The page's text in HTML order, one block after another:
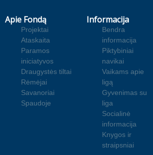
Apie Fondą
Projektai
Ataskaita
Paramos
iniciatyvos
Draugystės tiltai
Rėmėjai
Savanoriai
Spaudoje
Informacija
Bendra
informacija
Piktybiniai
navikai
Vaikams apie
ligą
Gyvenimas su
liga
Socialinė
informacija
Knygos ir
straipsniai